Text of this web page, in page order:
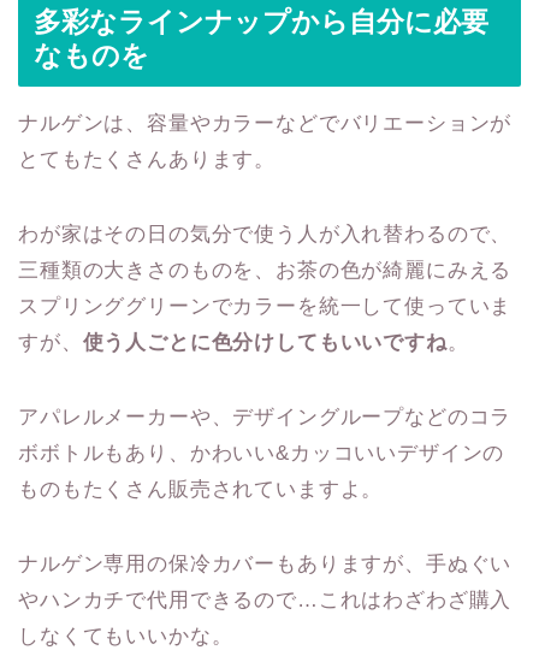
多彩なラインナップから自分に必要
なものを
ナルゲンは、容量やカラーなどでバリエーションが
とてもたくさんあります。
わが家はその日の気分で使う人が入れ替わるので、
三種類の大きさのものを、お茶の色が綺麗にみえる
スプリンググリーンでカラーを統一して使っていま
すが、 使う人ごとに色分けしてもいいですね。
アパレルメーカーや、デザイングループなどのコラ
ボボトルもあり、かわいい&カッコいいデザインの
ものもたくさん販売されていますよ。
ナルゲン専用の保冷カバーもありますが、手ぬぐい
やハンカチで代用できるので…これはわざわざ購入
しなくてもいいかな。